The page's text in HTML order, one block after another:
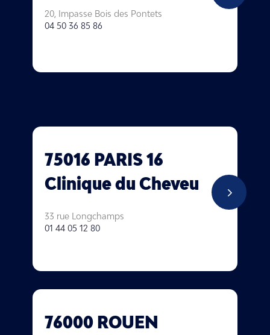
20, Impasse Bois des Pontets
04 50 36 85 86
5
75016 PARIS 16
Clinique du Cheveu
33 rue Longchamps
01 44 05 12 80
76000 ROUEN